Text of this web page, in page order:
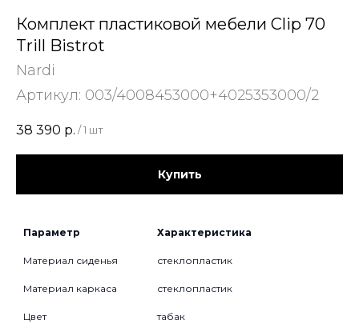
Комплект пластиковой мебели Clip 70
Trill Bistrot
Nardi
Артикул: 003/4008453000+4025353000/2
38 390 р. / 1 шт
Купить
Параметр Характеристика
Материал сиденья стеклопластик
Материал каркаса стеклопластик
Цвет табак